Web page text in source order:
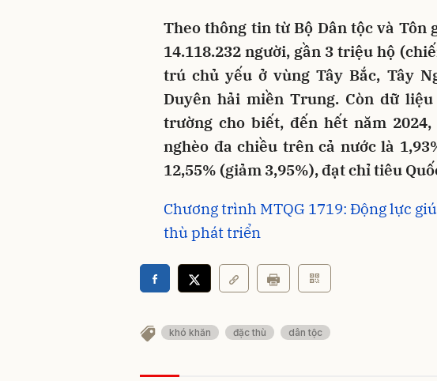
Theo thông tin từ Bộ Dân tộc và Tôn
14.118.232 người, gần 3 triệu hộ
trú chủ yếu ở vùng Tây Bắc, Tây
Duyên hải miền Trung. Còn dữ
trường cho biết, đến hết năm
nghèo đa chiều trên cả nước là
12,55% (giảm 3,95%), đạt chỉ tiêu
Chương trình MTQG 1719: Động lực
thù phát triển
khó khăn đặc thù dân tộc